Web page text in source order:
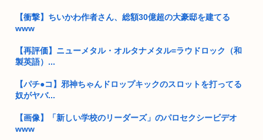
作業所の50代独身先輩、もれなくヤバい奴しかいないwww
タクシーで拉致動員されそうになったウクライナ人 奥さんのギ
ャオ...
旧安倍派、高市の重用により復権へ！ 「萩生田幹事長」案が浮
上
JR東日本、特急あずさの席が8割埋まると200km以上の特急料
金...
福岡県議会「みかじめ料」自民党県議団の幹部から約2000万円
【衝撃】ちいかわ作者さん、総額30億超の大豪邸を建てる
www
【再評価】ニューメタル・オルタナメタル=ラウドロック（和
製英語）...
【パチ●コ】邪神ちゃんドロップキックのスロットを打ってる
奴がヤバ...
【画像】「新しい学校のリーダーズ」のパロセクシービデオ
www